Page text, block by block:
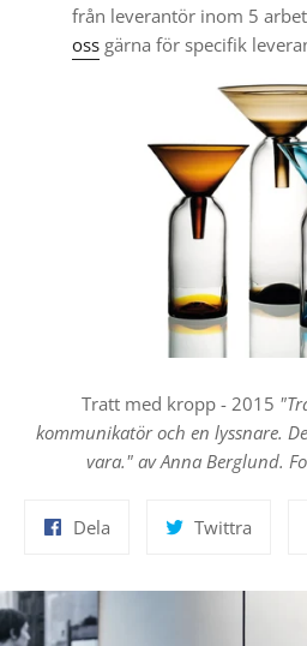
från leverantör inom 5
oss gärna för specifik
Tratt med kropp - 2015
kommunikatör och en lyssnare.
vara." av Anna Berglund.
Dela Twittra